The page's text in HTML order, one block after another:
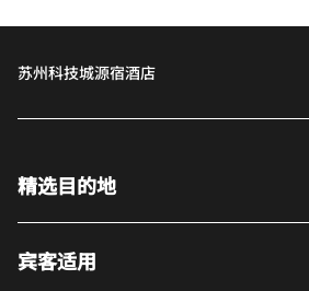
苏州科技城源宿酒店
精选目的地
宾客适用